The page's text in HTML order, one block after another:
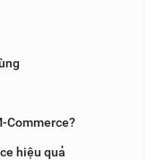
Commerce?
hiệu quả